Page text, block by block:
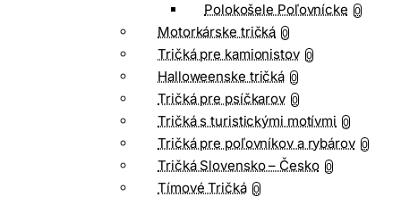
Polokošele Poľovnícke 0
Motorkárske tričká 0
Tričká pre kamionistov 0
Halloweenske tričká 0
Tričká pre psíčkarov 0
Tričká s turistickými motívmi 0
Tričká pre poľovníkov a rybárov 0
Tričká Slovensko – Česko 0
Tímové Tričká 0